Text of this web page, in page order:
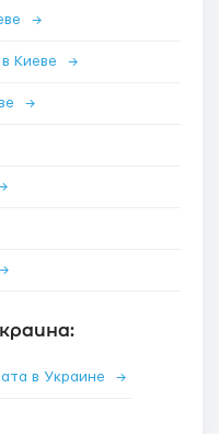
→
Киеве →
→
→
в Украине →